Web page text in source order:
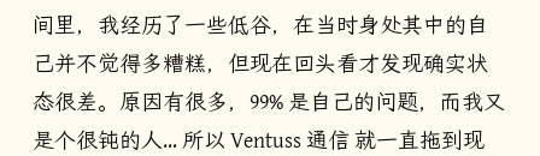
间里，我经历了一些低谷，在当时身处其中的自
己并不觉得多糟糕，但现在回头看才发现确实状
态很差。原因有很多，99% 是自己的问题，而我又
是个很钝的人… 所以 Ventuss 通信 就一直拖到现